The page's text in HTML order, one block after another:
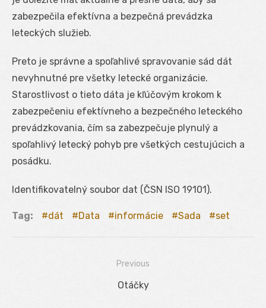
zabezpečila efektívna a bezpečná prevádzka
leteckých služieb.
Preto je správne a spoľahlivé spravovanie sád dát
nevyhnutné pre všetky letecké organizácie.
Starostlivost o tieto dáta je kľúčovým krokom k
zabezpečeniu efektívneho a bezpečného leteckého
prevádzkovania, čím sa zabezpečuje plynulý a
spoľahlivý letecký pohyb pre všetkých cestujúcich a
posádku.
Identifikovatelný soubor dat (ČSN ISO 19101).
Tag: dát Data informácie Sada set
Previous
Previous
Otáčky